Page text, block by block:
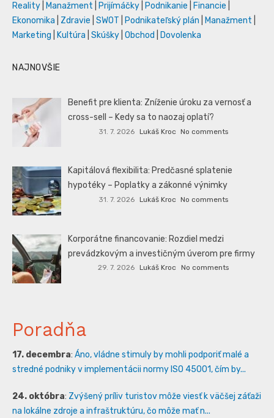
Reality
Manažment Prijímáčky Podnikanie Financie
Ekonomika
Zdravie SWOT Podnikateľský plán Manažment
Marketing
Kultúra Skúšky Obchod Dovolenka
NAJNOVŠIE
Benefit pre klienta: Zníženie úroku za vernosť a
cross-sell – Kedy sa to naozaj oplatí?
31. 7. 2026 Lukáš Kroc No comments
Kapitálová flexibilita: Predčasné splatenie
hypotéky – Poplatky a zákonné výnimky
31. 7. 2026 Lukáš Kroc No comments
Korporátne financovanie: Rozdiel medzi
prevádzkovým a investičným úverom pre firmy
29. 7. 2026 Lukáš Kroc No comments
Poradňa
17. decembra: Áno, vládne stimuly by mohli podporiť malé a
stredné podniky v implementácii normy ISO 45001, čím by...
24. októbra: Zvýšený príliv turistov môže viesť k väčšej záťaži
na lokálne zdroje a infraštruktúru, čo môže mať n...